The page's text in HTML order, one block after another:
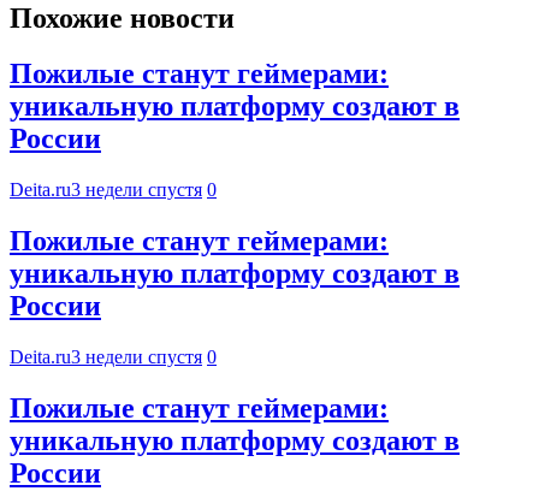
Похожие новости
Пожилые станут геймерами:
уникальную платформу создают в
России
Deita.ru3 недели спустя 0
Пожилые станут геймерами:
уникальную платформу создают в
России
Deita.ru3 недели спустя 0
Пожилые станут геймерами:
уникальную платформу создают в
России